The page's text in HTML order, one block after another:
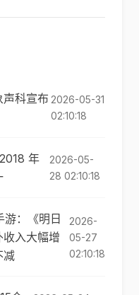
科宣布 2026-05-31
02:10:18
年
2026-05-
28 02:10:18
：《明日
入大幅增
减
2026-
05-27
02:10:18